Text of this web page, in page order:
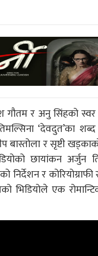
गौतम र अनु सिंहको स्वर
‘देवदुत’का
बास्तोला र सृष्टी
छायांकन अर्जुन
निर्देशन र
भिडियोले एक